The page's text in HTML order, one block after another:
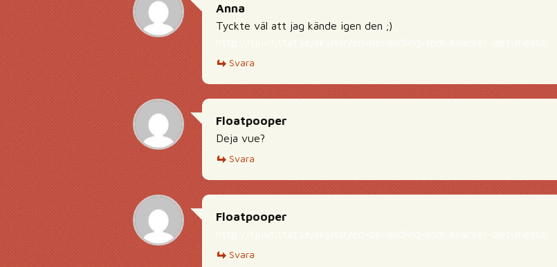
Anna
Tyckte väl att jag kände igen den ;)
Svara
Floatpooper
Deja vue?
Svara
Floatpooper
Svara